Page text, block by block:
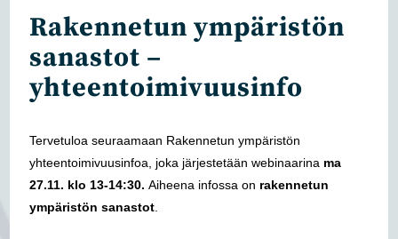
Rakennetun ympäristön
sanastot –
yhteentoimivuusinfo
Tervetuloa seuraamaan Rakennetun ympäristön
yhteentoimivuusinfoa, joka järjestetään webinaarina ma
27.11. klo 13-14:30. Aiheena infossa on rakennetun
ympäristön sanastot